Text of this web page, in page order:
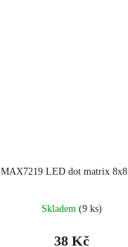
MAX7219 LED dot matrix
Skladem (9 ks)
38 Kč